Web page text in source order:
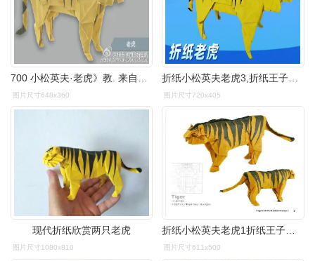
图片尺寸648x360 图片尺寸720x405
现代折纸欣赏两只老虎
图片尺寸1080x810
折纸小松英夫老虎1折纸王子详细视频教程你也能学会01小松英夫老虎旧
图片尺寸611x500